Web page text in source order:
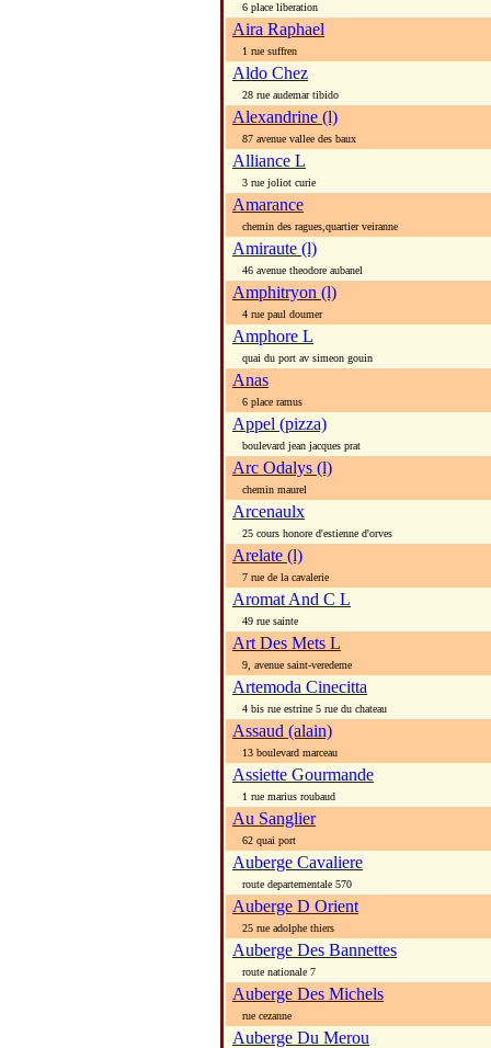
6 place liberation
Aira Raphael
1 rue suffren
Aldo Chez
28 rue audemar tibido
Alexandrine (l)
87 avenue vallee des baux
Alliance L
3 rue joliot curie
Amarance
chemin des ragues,quartier veiranne
Amiraute (l)
46 avenue theodore aubanel
Amphitryon (l)
4 rue paul doumer
Amphore L
quai du port av simeon gouin
Anas
6 place ramus
Appel (pizza)
boulevard jean jacques prat
Arc Odalys (l)
chemin maurel
Arcenaulx
25 cours honore d'estienne d'orves
Arelate (l)
7 rue de la cavalerie
Aromat And C L
49 rue sainte
Art Des Mets L
9, avenue saint-veredeme
Artemoda Cinecitta
4 bis rue estrine 5 rue du chateau
Assaud (alain)
13 boulevard marceau
Assiette Gourmande
1 rue marius roubaud
Au Sanglier
62 quai port
Auberge Cavaliere
route departementale 570
Auberge D Orient
25 rue adolphe thiers
Auberge Des Bannettes
route nationale 7
Auberge Des Michels
rue cezanne
Auberge Du Merou